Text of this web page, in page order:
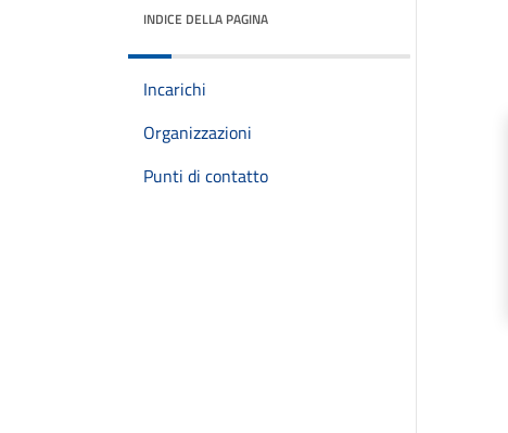
INDICE DELLA PAGINA
Incarichi
Organizzazioni
Punti di contatto